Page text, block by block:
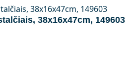
38x16x47cm, 149603